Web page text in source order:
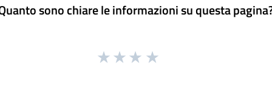
sono chiare le informazioni su questa